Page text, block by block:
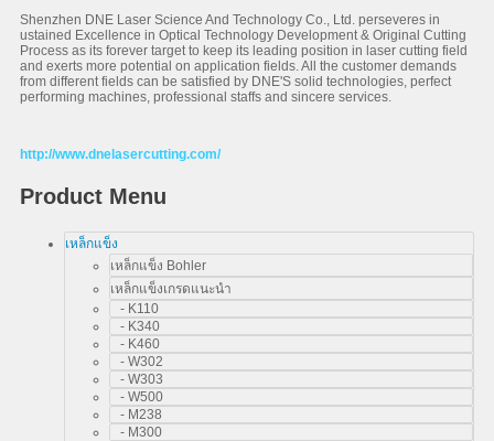
Shenzhen DNE Laser Science And Technology Co., Ltd. perseveres in
ustained Excellence in Optical Technology Development & Original Cutting
Process as its forever target to keep its leading position in laser cutting field
and exerts more potential on application fields. All the customer demands
from different fields can be satisfied by DNE'S solid technologies, perfect
performing machines, professional staffs and sincere services.
http://www.dnelasercutting.com/
Product Menu
เหล็กแข็ง
เหล็กแข็ง Bohler
เหล็กแข็งเกรดแนะนำ
- K110
- K340
- K460
- W302
- W303
- W500
- M238
- M300